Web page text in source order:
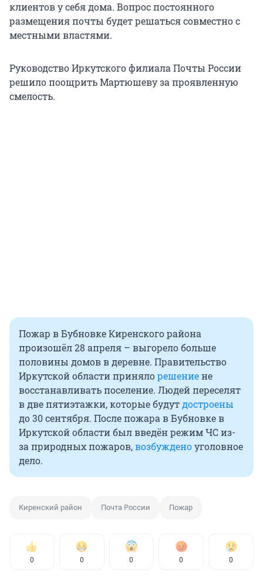
клиентов у себя дома. Вопрос постоянного
размещения почты будет решаться совместно с
местными властями.
Руководство Иркутского филиала Почты России
решило поощрить Мартюшеву за проявленную
смелость.
Пожар в Бубновке Киренского района
произошёл 28 апреля – выгорело больше
половины домов в деревне. Правительство
Иркутской области принялорешениене
восстанавливать поселение. Людей переселят
в две пятиэтажки, которые будутдостроены
до 30 сентября. После пожара в Бубновке в
Иркутской области был введён режим ЧС из-
за природных пожаров,возбужденоуголовное
дело.
Киренский район Почта России Пожар
0 0 0 0 0